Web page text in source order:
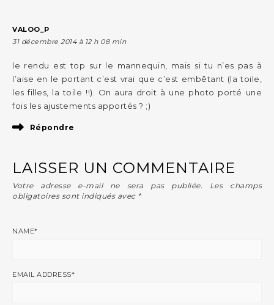
VALOO_P
31 décembre 2014 à 12 h 08 min
le rendu est top sur le mannequin, mais si tu n’es pas à
l’aise en le portant c’est vrai que c’est embêtant (la toile,
les filles, la toile !!). On aura droit à une photo porté une
fois les ajustements apportés ? ;)
Répondre
LAISSER UN COMMENTAIRE
Votre adresse e-mail ne sera pas publiée.
Les champs
obligatoires sont indiqués avec *
NAME*
EMAIL ADDRESS*